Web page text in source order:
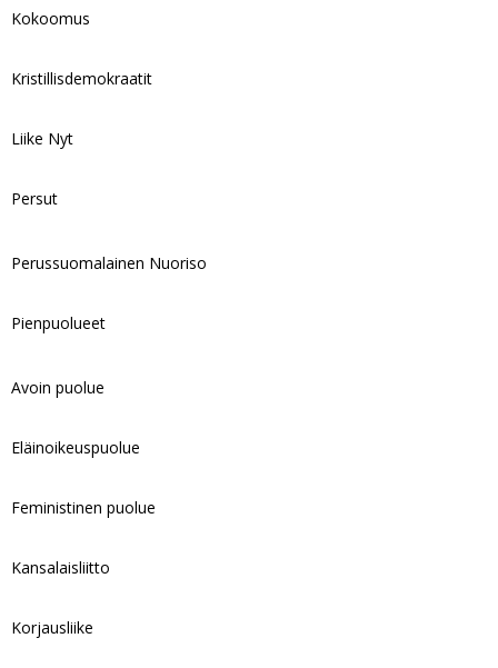
Kokoomus
Kristillisdemokraatit
Liike Nyt
Persut
Perussuomalainen Nuoriso
Pienpuolueet
Avoin puolue
Eläinoikeuspuolue
Feministinen puolue
Kansalaisliitto
Korjausliike